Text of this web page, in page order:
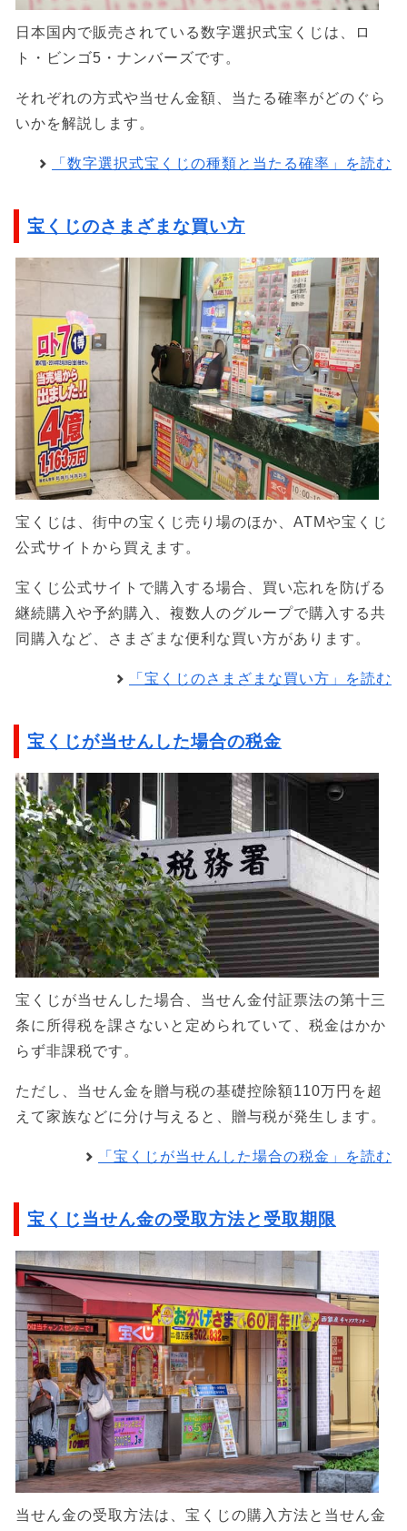
日本国内で販売されている数字選択式宝くじは、ロ
ト・ビンゴ5・ナンバーズです。
それぞれの方式や当せん金額、当たる確率がどのぐら
いかを解説します。
「数字選択式宝くじの種類と当たる確率」を読む
宝くじのさまざまな買い方
宝くじは、街中の宝くじ売り場のほか、ATMや宝くじ
公式サイトから買えます。
宝くじ公式サイトで購入する場合、買い忘れを防げる
継続購入や予約購入、複数人のグループで購入する共
同購入など、さまざまな便利な買い方があります。
「宝くじのさまざまな買い方」を読む
宝くじが当せんした場合の税金
宝くじが当せんした場合、当せん金付証票法の第十三
条に所得税を課さないと定められていて、税金はかか
らず非課税です。
ただし、当せん金を贈与税の基礎控除額110万円を超
えて家族などに分け与えると、贈与税が発生します。
「宝くじが当せんした場合の税金」を読む
宝くじ当せん金の受取方法と受取期限
当せん金の受取方法は、宝くじの購入方法と当せん金